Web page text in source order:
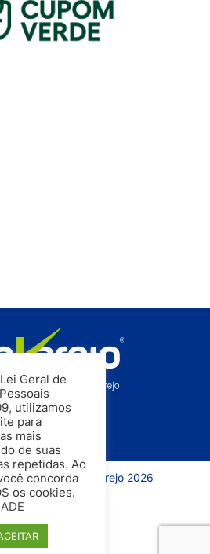
reservados | InfoVarejo 2026
Geral de
utilizamos
para
mais
de suas
repetidas. Ao
concorda
os cookies.